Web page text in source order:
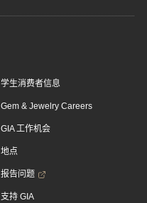
学生消费者信息
Gem & Jewelry Careers
GIA 工作机会
地点
报告问题
支持 GIA